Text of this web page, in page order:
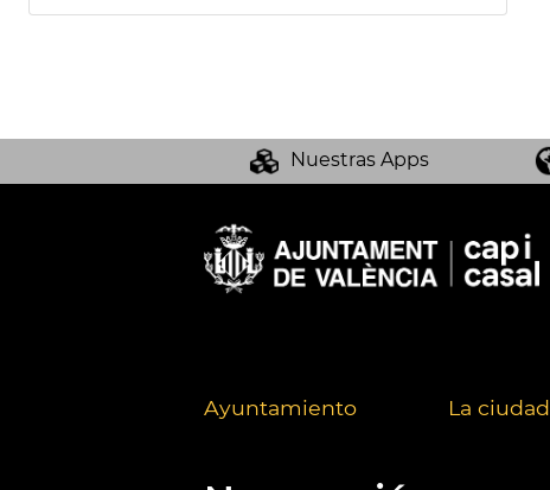
Nuestras Apps
Ayuntamiento La ciudad